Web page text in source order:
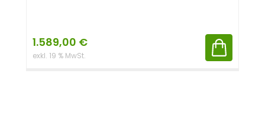
1.589,00 €
exkl. 19 % MwSt.